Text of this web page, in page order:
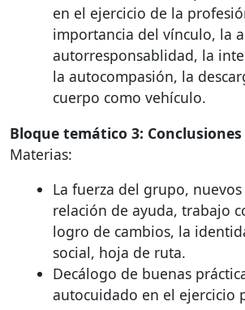
en el ejercicio de la
importancia del vínculo, la
autorresponsablidad, la
la autocompasión, la
cuerpo como vehículo.
Bloque temático 3:
Materias:
La fuerza del grupo,
relación de ayuda, trabajo
logro de cambios, la
social, hoja de ruta.
Decálogo de buenas
autocuidado en el ejercicio